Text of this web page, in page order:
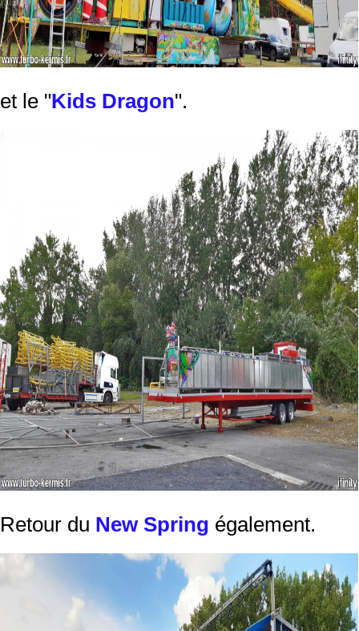
et le "Kids Dragon".
Retour du New Spring également.